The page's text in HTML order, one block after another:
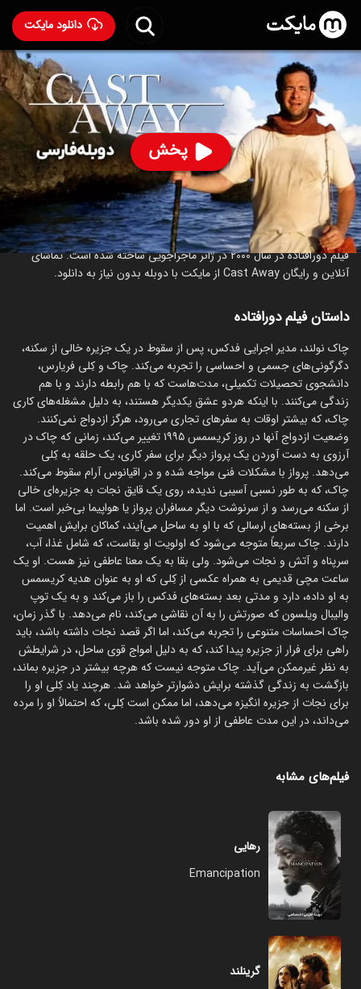
دانلود مایکت
پخش
فیلم دورافتاده با دوبله فارسی
۱۷۲ 91% ۷.۸
ساخت آمریکا سال 2000
رده سنی ۱۳+
ماجراجویی
درام عاشقانه
درباره فیلم دورافتاده
فیلم دورافتاده در سال 2000 در ژانر ماجراجویی ساخته شده است. تماشای
آنلاین و رایگان Cast Away از مایکت با دوبله بدون نیاز به دانلود.
داستان فیلم دورافتاده
چاک نولند، مدیر اجرایی فدکس، پس از سقوط در یک جزیره خالی از سکنه،
دگرگونی‌های جسمی و احساسی را تجربه می‌کند. چاک و کِلی فریارس،
دانشجوی تحصیلات تکمیلی، مدت‌هاست که با هم رابطه دارند و با هم
زندگی می‌کنند. با اینکه هردو عشق یکدیگر هستند، به دلیل مشغله‌های کاری
چاک، که بیشتر اوقات به سفرهای تجاری می‌رود، هرگز ازدواج نمی‌کنند.
وضعیت ازدواج آنها در روز کریسمس ۱۹۹۵ تغییر می‌کند، زمانی که چاک در
آرزوی به دست آوردن یک پرواز دیگر برای سفر کاری، یک حلقه به کِلی
می‌دهد. پرواز با مشکلات فنی مواجه شده و در اقیانوس آرام سقوط می‌کند.
چاک، که به طور نسبی آسیبی ندیده، روی یک قایق نجات به جزیره‌ای خالی
از سکنه می‌رسد و از سرنوشت دیگر مسافران پرواز یا هواپیما بی‌خبر است. اما
برخی از بسته‌های ارسالی که با او به ساحل می‌آیند، کماکان برایش اهمیت
دارند. چاک سریعاً متوجه می‌شود که اولویت او بقاست، که شامل غذا، آب،
سرپناه و آتش و نجات می‌شود. ولی بقا به یک معنا عاطفی نیز هست. او یک
ساعت مچی قدیمی به همراه عکسی از کِلی که او به عنوان هدیه کریسمس
به او داده، دارد و مدتی بعد بسته‌های فدکس را باز می‌کند و به یک توپ
والیبال ویلسون که صورتش را به آن نقاشی می‌کند، نام می‌دهد. با گذر زمان،
چاک احساسات متنوعی را تجربه می‌کند، اما اگر قصد نجات داشته باشد، باید
راهی برای فرار از جزیره پیدا کند، که به دلیل امواج قوی ساحل، در شرایطش
به نظر غیرممکن می‌آید. چاک متوجه نیست که هرچه بیشتر در جزیره بماند،
بازگشت به زندگی گذشته برایش دشوارتر خواهد شد. هرچند یاد کِلی او را
برای نجات از جزیره انگیزه می‌دهد، اما ممکن است کِلی، که احتمالاً او را مرده
می‌داند، در این مدت عاطفی از او دور شده باشد.
فیلم‌های مشابه
رهایی
Emancipation
گرینلند